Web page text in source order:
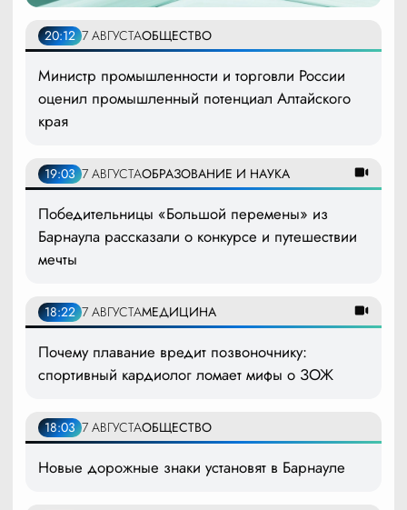
20:12 7 АВГУСТАОБЩЕСТВО
Министр промышленности и торговли России
оценил промышленный потенциал Алтайского
края
19:03 7 АВГУСТАОБРАЗОВАНИЕ И НАУКА
Победительницы «Большой перемены» из
Барнаула рассказали о конкурсе и путешествии
мечты
18:22 7 АВГУСТАМЕДИЦИНА
Почему плавание вредит позвоночнику:
спортивный кардиолог ломает мифы о ЗОЖ
18:03 7 АВГУСТАОБЩЕСТВО
Новые дорожные знаки установят в Барнауле